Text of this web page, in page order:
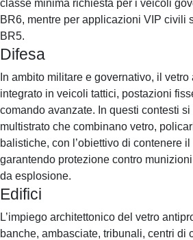
classe minima richiesta per i veicoli
BR6, mentre per applicazioni VIP civili
BR5.
Difesa
In ambito militare e governativo, il
integrato in veicoli tattici, postazioni
comando avanzate. In questi contesti
multistrato che combinano vetro,
balistiche, con l’obiettivo di contenere
garantendo protezione contro
da esplosione.
Edifici
L’impiego architettonico del vetro
banche, ambasciate, tribunali, centri di